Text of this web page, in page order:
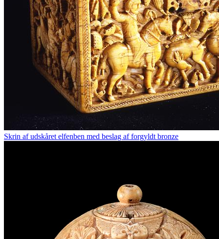
Skrin af udskåret elfenben med beslag af forgyldt bronze